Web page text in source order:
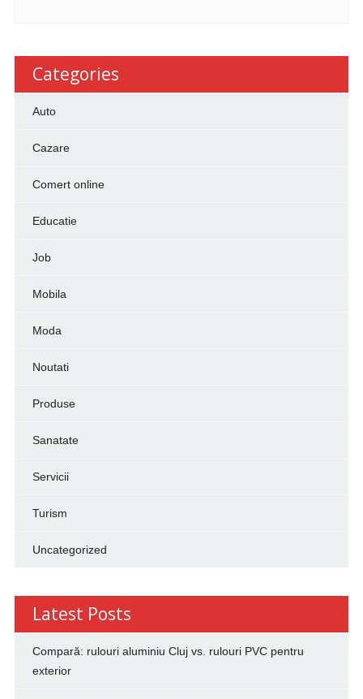
Categories
Auto
Cazare
Comert online
Educatie
Job
Mobila
Moda
Noutati
Produse
Sanatate
Servicii
Turism
Uncategorized
Latest Posts
Compară: rulouri aluminiu Cluj vs. rulouri PVC pentru
exterior